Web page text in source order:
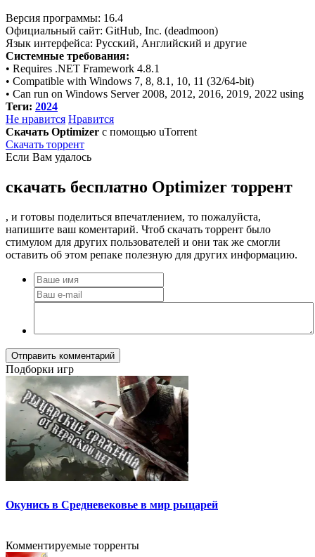
Версия программы: 16.4
Официальный сайт: GitHub, Inc. (deadmoon)
Язык интерфейса: Русский, Английский и другие
Системные требования:
• Requires .NET Framework 4.8.1
• Compatible with Windows 7, 8, 8.1, 10, 11 (32/64-bit)
• Can run on Windows Server 2008, 2012, 2016, 2019, 2022 using
Теги: 2024
Не нравится Нравится
Скачать Optimizer с помощью uTorrent
Скачать торрент
Если Вам удалось
скачать бесплатно Optimizer торрент
, и готовы поделиться впечатлением, то пожалуйста,
напишите ваш коментарий. Чтоб скачать торрент было
стимулом для других пользователей и они так же смогли
оставить об этом репаке полезную для других информацию.
Отправить комментарий
Подборки игр
Окунись в Средневековье в мир рыцарей
Комментируемые торренты